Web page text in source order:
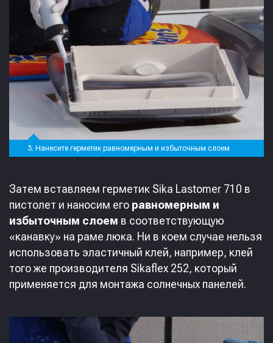
3. Нанесите герметик равномерным и избыточным слоем
Затем вставляем герметик Sika Lastomer 710 в
пистолет и наносим его равномерным и
избыточным слоем в соответствующую
«канавку» на раме люка. Ни в коем случае нельзя
использовать эластичный клей, например, клей
того же производителя Sikaflex 252, который
применяется для монтажа солнечных панелей.